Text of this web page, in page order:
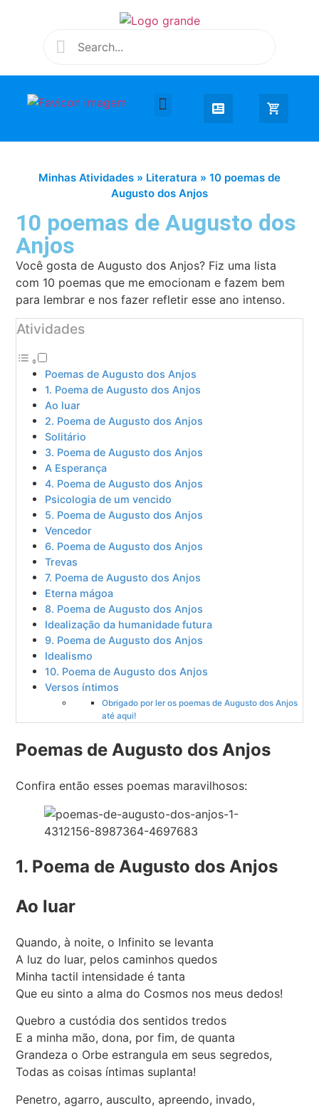
Minhas Atividades » Literatura » 10 poemas de
Augusto dos Anjos
10 poemas de Augusto dos
Anjos
Você gosta de Augusto dos Anjos? Fiz uma lista
com 10 poemas que me emocionam e fazem bem
para lembrar e nos fazer refletir esse ano intenso.
Atividades
Poemas de Augusto dos Anjos
1. Poema de Augusto dos Anjos
Ao luar
2. Poema de Augusto dos Anjos
Solitário
3. Poema de Augusto dos Anjos
A Esperança
4. Poema de Augusto dos Anjos
Psicologia de um vencido
5. Poema de Augusto dos Anjos
Vencedor
6. Poema de Augusto dos Anjos
Trevas
7. Poema de Augusto dos Anjos
Eterna mágoa
8. Poema de Augusto dos Anjos
Idealização da humanidade futura
9. Poema de Augusto dos Anjos
Idealismo
10. Poema de Augusto dos Anjos
Versos íntimos
Obrigado por ler os poemas de Augusto dos Anjos
até aqui!
Poemas de Augusto dos Anjos
Confira então esses poemas maravilhosos:
1. Poema de Augusto dos Anjos
Ao luar
Quando, à noite, o Infinito se levanta
A luz do luar, pelos caminhos quedos
Minha tactil intensidade é tanta
Que eu sinto a alma do Cosmos nos meus dedos!
Quebro a custódia dos sentidos tredos
E a minha mão, dona, por fim, de quanta
Grandeza o Orbe estrangula em seus segredos,
Todas as coisas íntimas suplanta!
Penetro, agarro, ausculto, apreendo, invado,